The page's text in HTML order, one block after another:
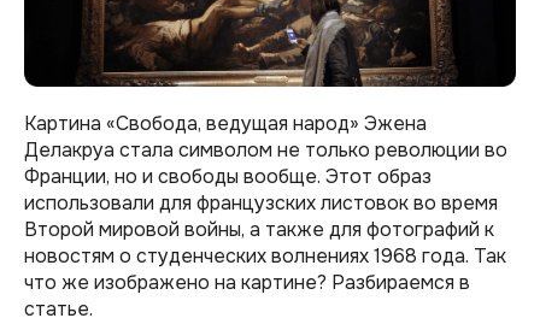
Картина «Свобода, ведущая народ» Эжена
Делакруа стала символом не только революции во
Франции, но и свободы вообще. Этот образ
использовали для французских листовок во время
Второй мировой войны, а также для фотографий к
новостям о студенческих волнениях 1968 года. Так
что же изображено на картине? Разбираемся в
статье.